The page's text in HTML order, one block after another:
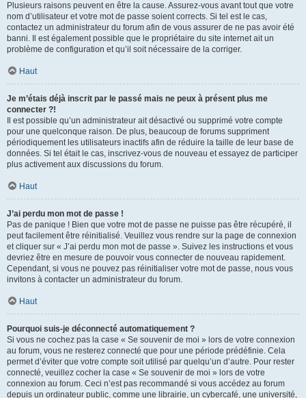
Plusieurs raisons peuvent en être la cause. Assurez-vous avant tout que votre
nom d’utilisateur et votre mot de passe soient corrects. Si tel est le cas,
contactez un administrateur du forum afin de vous assurer de ne pas avoir été
banni. Il est également possible que le propriétaire du site internet ait un
problème de configuration et qu’il soit nécessaire de la corriger.
Haut
Je m’étais déjà inscrit par le passé mais ne peux à présent plus me
connecter ?!
Il est possible qu’un administrateur ait désactivé ou supprimé votre compte
pour une quelconque raison. De plus, beaucoup de forums suppriment
périodiquement les utilisateurs inactifs afin de réduire la taille de leur base de
données. Si tel était le cas, inscrivez-vous de nouveau et essayez de participer
plus activement aux discussions du forum.
Haut
J’ai perdu mon mot de passe !
Pas de panique ! Bien que votre mot de passe ne puisse pas être récupéré, il
peut facilement être réinitialisé. Veuillez vous rendre sur la page de connexion
et cliquer sur « J’ai perdu mon mot de passe ». Suivez les instructions et vous
devriez être en mesure de pouvoir vous connecter de nouveau rapidement.
Cependant, si vous ne pouvez pas réinitialiser votre mot de passe, nous vous
invitons à contacter un administrateur du forum.
Haut
Pourquoi suis-je déconnecté automatiquement ?
Si vous ne cochez pas la case « Se souvenir de moi » lors de votre connexion
au forum, vous ne resterez connecté que pour une période prédéfinie. Cela
permet d’éviter que votre compte soit utilisé par quelqu’un d’autre. Pour rester
connecté, veuillez cocher la case « Se souvenir de moi » lors de votre
connexion au forum. Ceci n’est pas recommandé si vous accédez au forum
depuis un ordinateur public, comme une librairie, un cybercafé, une université,